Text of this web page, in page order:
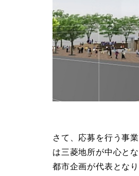
さて、応募を行う事
は三菱地所が中心と
都市企画が代表とな